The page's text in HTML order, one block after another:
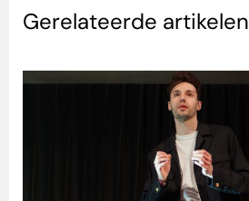
Gerelateerde artikelen